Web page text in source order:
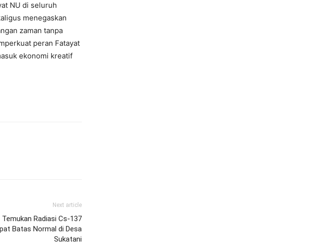
NU di seluruh
menegaskan
zaman tanpa
peran Fatayat
ekonomi kreatif
Next article
Temukan Radiasi Cs-137
Batas Normal di Desa
Sukatani